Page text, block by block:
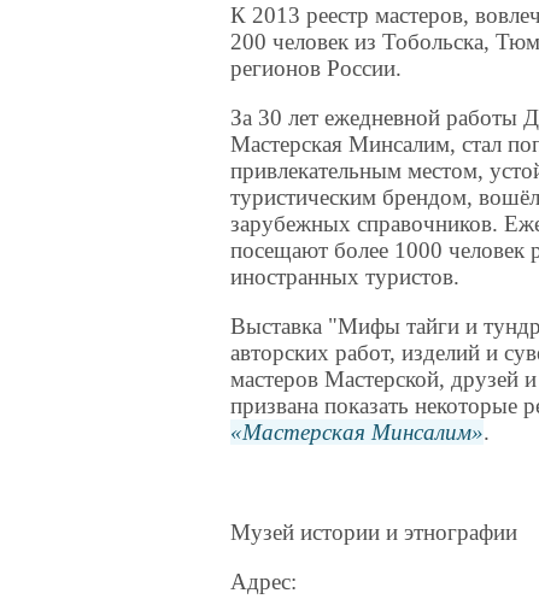
К 2013 реестр мастеров,
200 человек из Тобольска,
регионов России.
За 30 лет ежедневной работы
Мастерская Минсалим, стал
привлекательным местом,
туристическим брендом,
зарубежных справочников.
посещают более 1000 человек
иностранных туристов.
Выставка "Мифы тайги и
авторских работ, изделий и
мастеров Мастерской, друзей
призвана показать некоторые
Мастерская Минсалим .
Музей истории и этнографии
Адрес: